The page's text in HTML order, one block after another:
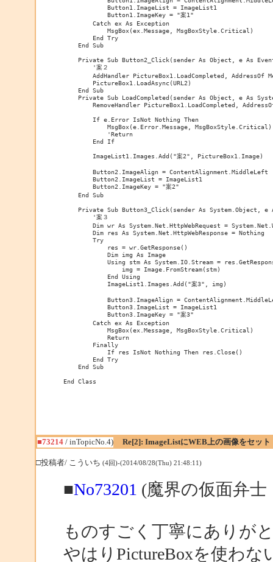
            Button1.ImageList = ImageList1
            Button1.ImageKey = "案1"
        Catch ex As Exception
            MsgBox(ex.Message, MsgBoxStyle.Critical)
        End Try
    End Sub
Private Sub Button2_Click(sender As Object, e As
        '案２
AddHandler PictureBox1.LoadCompleted, AddressOf
        PictureBox1.LoadAsync(URL2)
    End Sub
Private Sub LoadCompleted(sender As Object, e As
RemoveHandler PictureBox1.LoadCompleted,
        If e.Error IsNot Nothing Then
            MsgBox(e.Error.Message, MsgBoxStyle.Critical)
            'Return
        End If
        ImageList1.Images.Add("案2", PictureBox1.Image)
        Button2.ImageAlign = ContentAlignment.MiddleLeft
        Button2.ImageList = ImageList1
        Button2.ImageKey = "案2"
    End Sub
Private Sub Button3_Click(sender As System.Object, e
        '案３
Dim wr As System.Net.HttpWebRequest =
        Dim res As System.Net.HttpWebResponse = Nothing
        Try
            res = wr.GetResponse()
            Dim img As Image
Using stm As System.IO.Stream =
                img = Image.FromStream(stm)
            End Using
            ImageList1.Images.Add("案3", img)
Button3.ImageAlign =
            Button3.ImageList = ImageList1
            Button3.ImageKey = "案3"
        Catch ex As Exception
            MsgBox(ex.Message, MsgBoxStyle.Critical)
            Return
        Finally
            If res IsNot Nothing Then res.Close()
        End Try
    End Sub
End Class
■73214/ inTopicNo.4) Re[2]: ImageListにWEB上の画像をセット
□投稿者/ こういち (4回)-(2014/08/28(Thu) 21:48:11)
■No73201 (魔界の仮面弁
ものすごく丁寧にありが
やはりPictureBoxを使わ